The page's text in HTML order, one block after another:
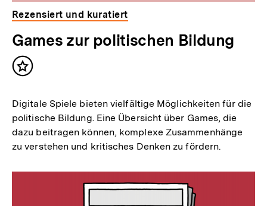
Rezensiert und kuratiert
Games zur politischen Bildung
Inhalt
Digitale Spiele bieten vielfältige Möglichkeiten für die
politische Bildung. Eine Übersicht über Games, die
dazu beitragen können, komplexe Zusammenhänge
zu verstehen und kritisches Denken zu fördern.